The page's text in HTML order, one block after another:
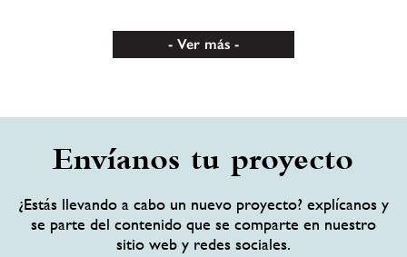
Ver más
Envíanos tu proyecto
¿Estás llevando a cabo un nuevo proyecto? explícanos y
se parte del contenido que se comparte en nuestro
sitio web y redes sociales.